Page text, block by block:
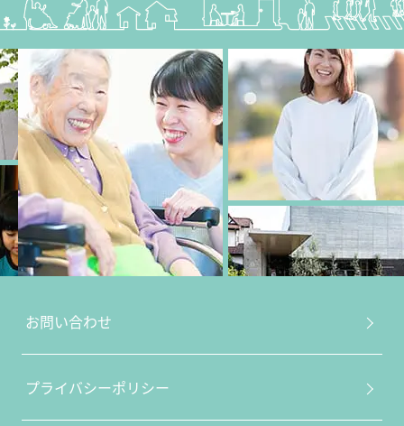
お問い合わせ
プライバシーポリシー